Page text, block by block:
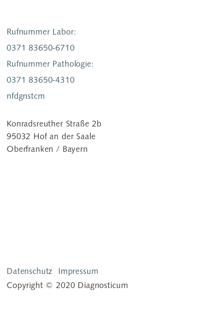
Rufnummer Labor:
0371 83650-6710
Rufnummer Pathologie:
0371 83650-4310
nfdgnstcm
Konradsreuther Straße 2b
95032 Hof an der Saale
Oberfranken / Bayern
Datenschutz
Impressum
Copyright © 2020 Diagnosticum